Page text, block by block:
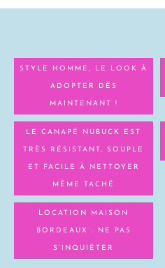
STYLE HOMME, LE LOOK À
ADOPTER DÈS
MAINTENANT !
LE CANAPÉ NUBUCK EST
TRÈS RÉSISTANT, SOUPLE
ET FACILE À NETTOYER
MÊME TACHÉ
LOCATION MAISON
BORDEAUX : NE PAS
S’INQUIÉTER